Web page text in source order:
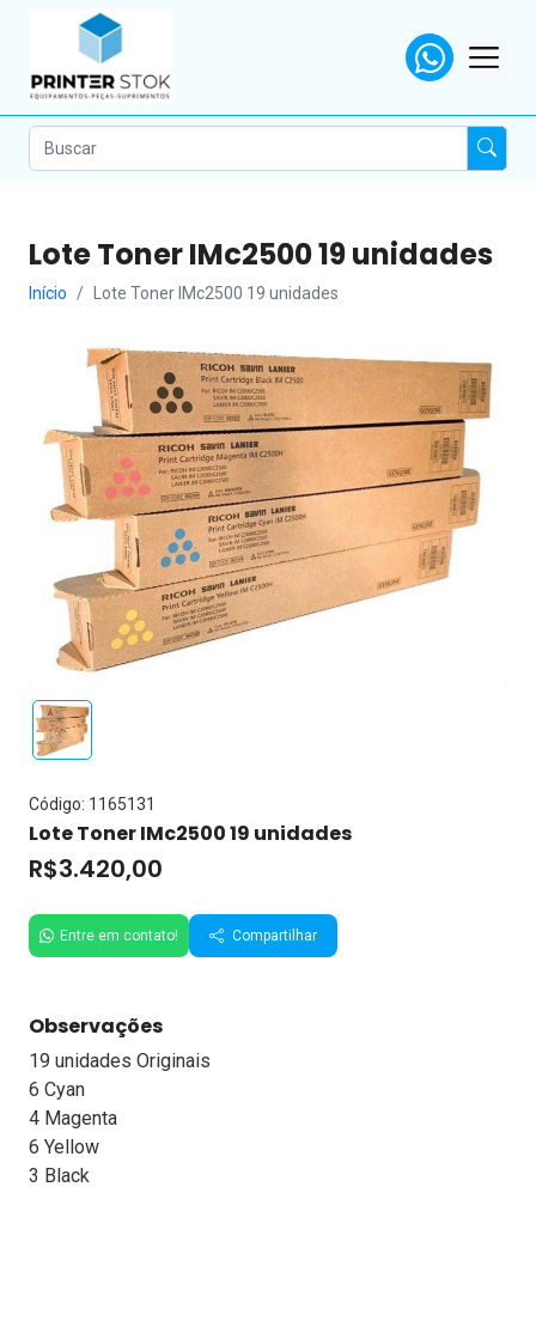
Lote Toner IMc2500 19 unidades
Início Lote Toner IMc2500 19 unidades
Código: 1165131
Lote Toner IMc2500 19 unidades
R$3.420,00
Entre em contato! Compartilhar
Observações
19 unidades Originais
6 Cyan
4 Magenta
6 Yellow
3 Black